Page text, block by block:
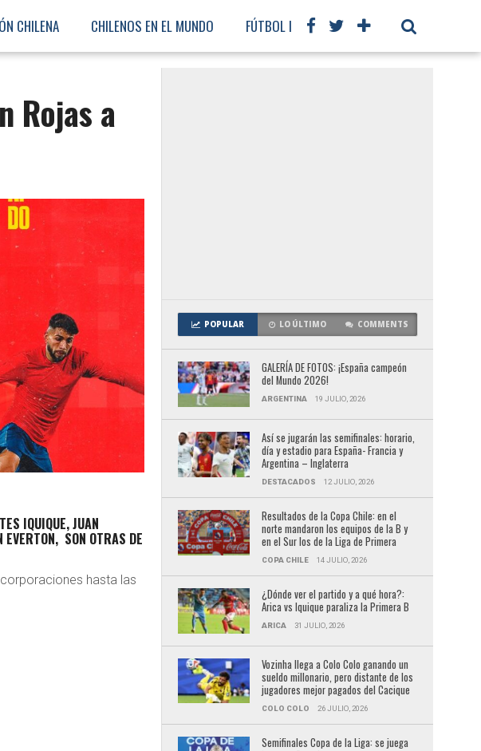
CHILENA CHILENOS EN EL MUNDO FÚTBOL INTERNACIONAL
Rojas a
IQUIQUE, JUAN
EVERTON, SON OTRAS DE
hasta las
POPULAR LO ÚLTIMO COMMENTS
GALERÍA DE FOTOS: ¡España campeón
del Mundo 2026!
ARGENTINA 19 JULIO, 2026
Así se jugarán las semifinales: horario,
día y estadio para España- Francia y
Argentina – Inglaterra
DESTACADOS 12 JULIO, 2026
Resultados de la Copa Chile: en el
norte mandaron los equipos de la B y
en el Sur los de la Liga de Primera
COPA CHILE 14 JULIO, 2026
¿Dónde ver el partido y a qué hora?:
Arica vs Iquique paraliza la Primera B
ARICA 31 JULIO, 2026
Vozinha llega a Colo Colo ganando un
sueldo millonario, pero distante de los
jugadores mejor pagados del Cacique
COLO COLO 26 JULIO, 2026
Semifinales Copa de la Liga: se juega